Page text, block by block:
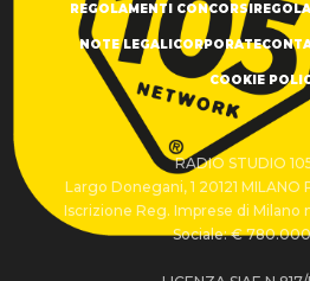
REGOLAMENTI CONCORSI
NOTE LEGALI CORPORATE
COOKIE
RADIO STUDIO
Largo Donegani, 1 20121 MILANO
Iscrizione Reg. Imprese di Milano
Sociale: €